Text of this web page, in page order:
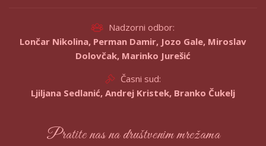
Nadzorni odbor:
Lončar Nikolina, Perman Damir, Jozo Gale, Miroslav
Dolovčak, Marinko Jurešić
Časni sud:
Ljiljana Sedlanić, Andrej Kristek, Branko Čukelj
Pratite nas na društvenim mrežama